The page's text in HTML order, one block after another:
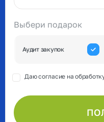
Выбери подарок
Аудит закупок
Даю согласие на